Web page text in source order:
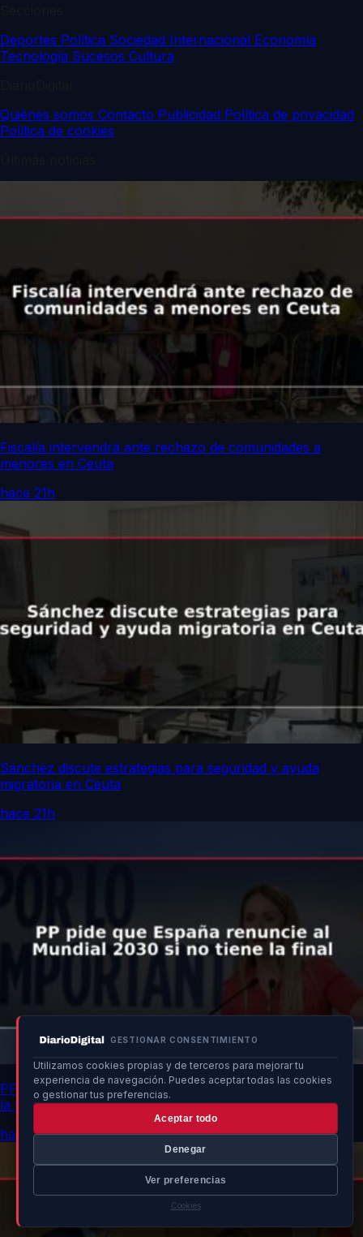
GESTIONAR CONSENTIMIENTO
Utilizamos cookies propias y de terceros para mejorar tu
experiencia de navegación. Puedes aceptar todas las cookies
o gestionar tus preferencias.
Aceptar todo
Denegar
Ver preferencias
Cookies
Deportes Política Sociedad Internacional Economía
Tecnología Sucesos Cultura
Quiénes somos Contacto Publicidad Política de privacidad
Política de cookies
Fiscalía intervendrá ante rechazo de comunidades a
menores en Ceuta
hace 21h
Sánchez discute estrategias para seguridad y ayuda
migratoria en Ceuta
hace 21h
PP pide que España renuncie al Mundial 2030 si no tiene
la final
hace 21h